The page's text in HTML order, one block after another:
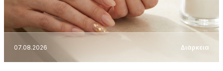
07.08.2026 Διάρκεια